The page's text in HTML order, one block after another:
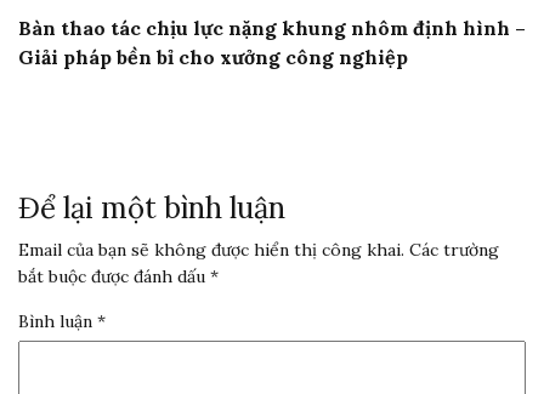
Bàn thao tác chịu lực nặng khung nhôm định hình –
Giải pháp bền bỉ cho xưởng công nghiệp
Để lại một bình luận
Email của bạn sẽ không được hiển thị công khai. Các trường
bắt buộc được đánh dấu *
Bình luận *